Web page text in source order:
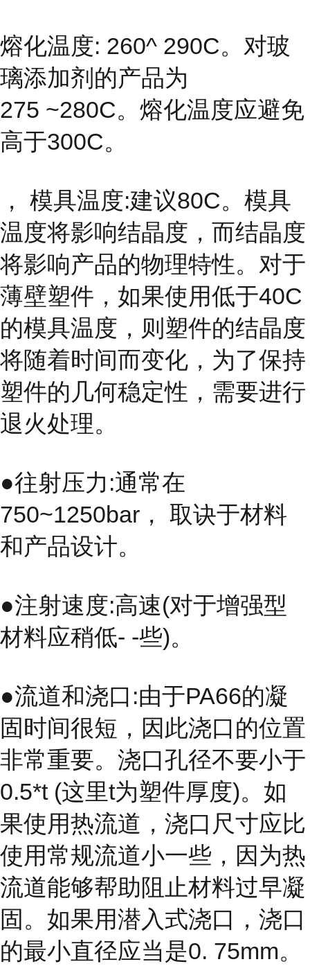
熔化温度: 260^ 290C。对玻
璃添加剂的产品为
275 ~280C。熔化温度应避免
高于300C。
， 模具温度:建议80C。模具
温度将影响结晶度，而结晶度
将影响产品的物理特性。对于
薄壁塑件，如果使用低于40C
的模具温度，则塑件的结晶度
将随着时间而变化，为了保持
塑件的几何稳定性，需要进行
退火处理。
●往射压力:通常在
750~1250bar， 取诀于材料
和产品设计。
●注射速度:高速(对于增强型
材料应稍低- -些)。
●流道和浇口:由于PA66的凝
固时间很短，因此浇口的位置
非常重要。浇口孔径不要小于
0.5*t (这里t为塑件厚度)。如
果使用热流道，浇口尺寸应比
使用常规流道小一些，因为热
流道能够帮助阻止材料过早凝
固。如果用潜入式浇口，浇口
的最小直径应当是0. 75mm。